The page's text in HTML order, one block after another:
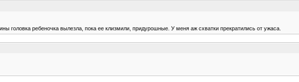
головка ребеночка вылезла, пока ее клизмили, придурошные. У меня аж схватки прекратились от ужаса.